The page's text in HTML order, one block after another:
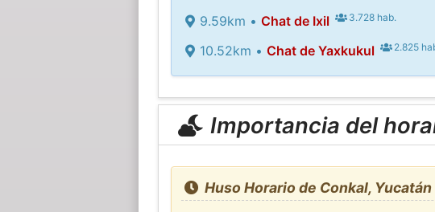
9.59km • Chat de Ixil 3.728 hab.
10.52km • Chat de Yaxkukul 2.825
Importancia del
Huso Horario de Conkal,